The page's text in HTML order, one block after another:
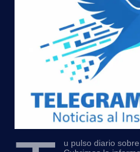
u pulso diario